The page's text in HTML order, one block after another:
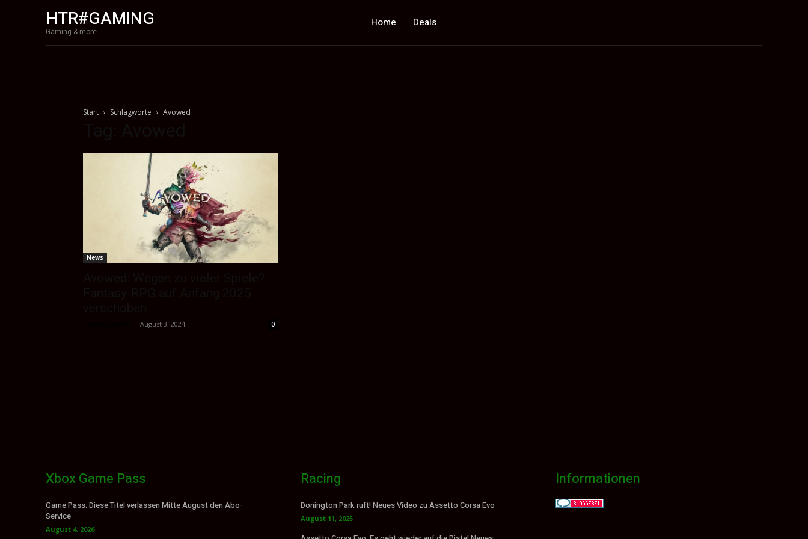
HTR#GAMING
Gaming & more
Home Deals
Start Schlagworte Avowed
News
- August 3, 2024 0
Xbox Game Pass
Game Pass: Diese Titel verlassen Mitte August den Abo-
Service
August 4, 2026
Racing
Donington Park ruft! Neues Video zu Assetto Corsa Evo
August 11, 2025
Informationen